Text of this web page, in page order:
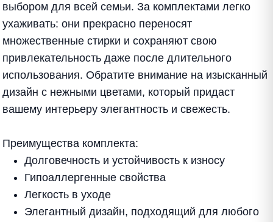
выбором для всей семьи. За комплектами легко
ухаживать: они прекрасно переносят
множественные стирки и сохраняют свою
привлекательность даже после длительного
использования. Обратите внимание на изысканный
дизайн с нежными цветами, который придаст
вашему интерьеру элегантность и свежесть.
Преимущества комплекта:
Долговечность и устойчивость к износу
Гипоаллергенные свойства
Легкость в уходе
Элегантный дизайн, подходящий для любого